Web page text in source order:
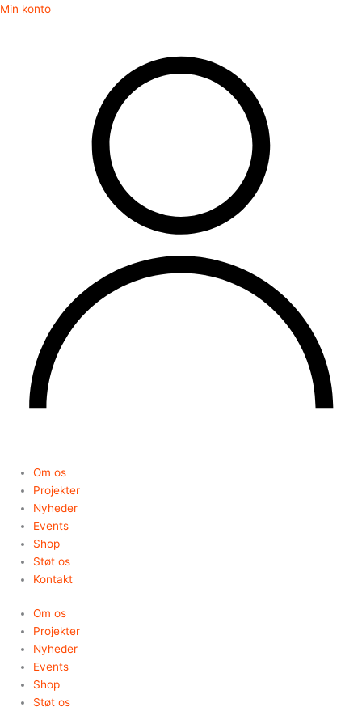
Gå
Min konto
Om os
Projekter
Nyheder
Events
Shop
Støt os
Kontakt
Om os
Projekter
Nyheder
Events
Shop
Støt os